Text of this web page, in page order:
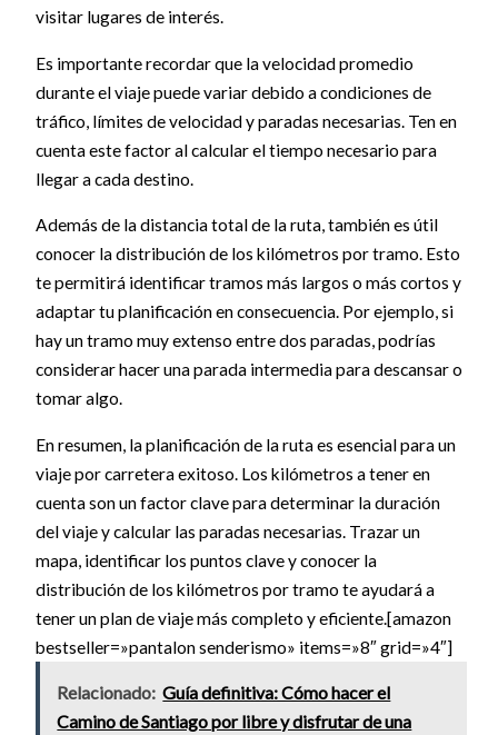
visitar lugares de interés.
Es importante recordar que la velocidad promedio
durante el viaje puede variar debido a condiciones de
tráfico, límites de velocidad y paradas necesarias. Ten en
cuenta este factor al calcular el tiempo necesario para
llegar a cada destino.
Además de la distancia total de la ruta, también es útil
conocer la distribución de los kilómetros por tramo. Esto
te permitirá identificar tramos más largos o más cortos y
adaptar tu planificación en consecuencia. Por ejemplo, si
hay un tramo muy extenso entre dos paradas, podrías
considerar hacer una parada intermedia para descansar o
tomar algo.
En resumen, la planificación de la ruta es esencial para un
viaje por carretera exitoso. Los kilómetros a tener en
cuenta son un factor clave para determinar la duración
del viaje y calcular las paradas necesarias. Trazar un
mapa, identificar los puntos clave y conocer la
distribución de los kilómetros por tramo te ayudará a
tener un plan de viaje más completo y eficiente.[amazon
bestseller=»pantalon senderismo» items=»8″ grid=»4″]
Relacionado: Guía definitiva: Cómo hacer el
Camino de Santiago por libre y disfrutar de una